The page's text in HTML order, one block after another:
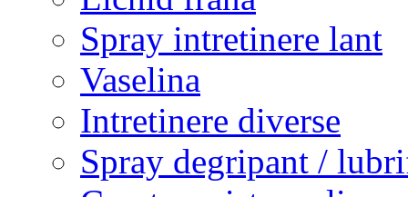
Spray intretinere lant
Vaselina
Intretinere diverse
Spray degripant /